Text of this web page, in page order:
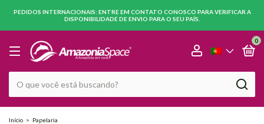
PEDIDOS INTERNACIONAIS: ENTRE EM CONTATO CONOSCO PARA VERIFICAR A
DISPONIBILIDADE DE ENVIO PARA O SEU PAÍS.
0
Início > Papelaria